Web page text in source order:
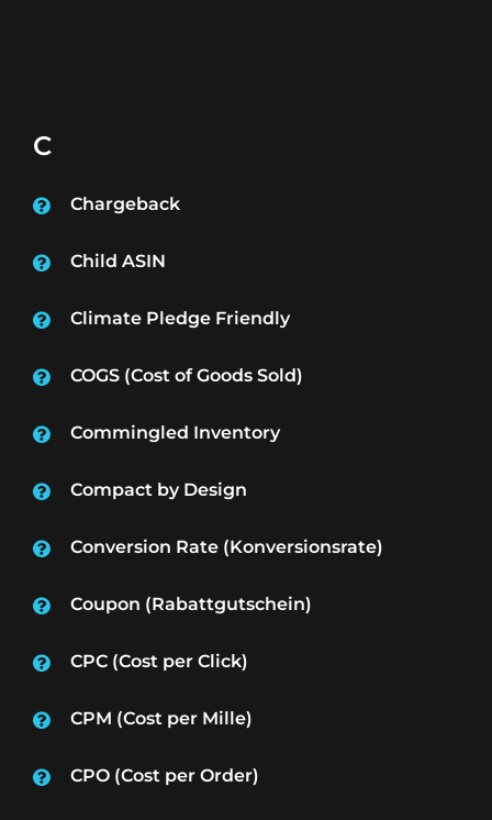
C
Chargeback
Child ASIN
Climate Pledge Friendly
COGS (Cost of Goods Sold)
Commingled Inventory
Compact by Design
Conversion Rate (Konversionsrate)
Coupon (Rabattgutschein)
CPC (Cost per Click)
CPM (Cost per Mille)
CPO (Cost per Order)